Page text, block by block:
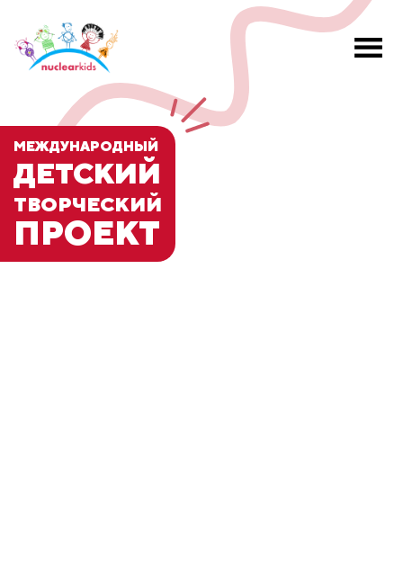
МЕЖДУНАРОДНЫЙ
ДЕТСКИЙ
ТВОРЧЕСКИЙ
ПРОЕКТ